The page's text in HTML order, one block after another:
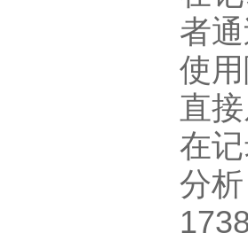
者
使
直
在
分析